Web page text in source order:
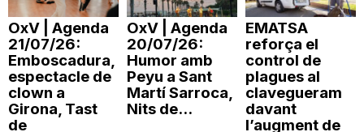
OxV | Agenda
21/07/26:
Emboscadura,
espectacle de
clown a
Girona, Tast
de
OxV | Agenda
20/07/26:
Humor amb
Peyu a Sant
Martí Sarroca,
Nits de...
EMATSA
reforça el
control de
plagues al
clavegueram
davant
l’augment de